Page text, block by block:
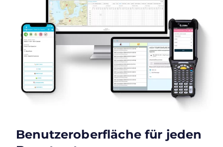
Benutzeroberfläche für jeden